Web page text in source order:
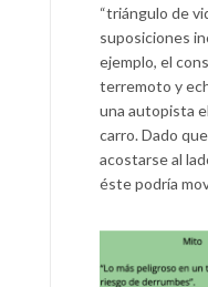
“triángulo de
suposiciones
ejemplo, el
terremoto y
una autopista
carro. Dado
acostarse al
éste podría